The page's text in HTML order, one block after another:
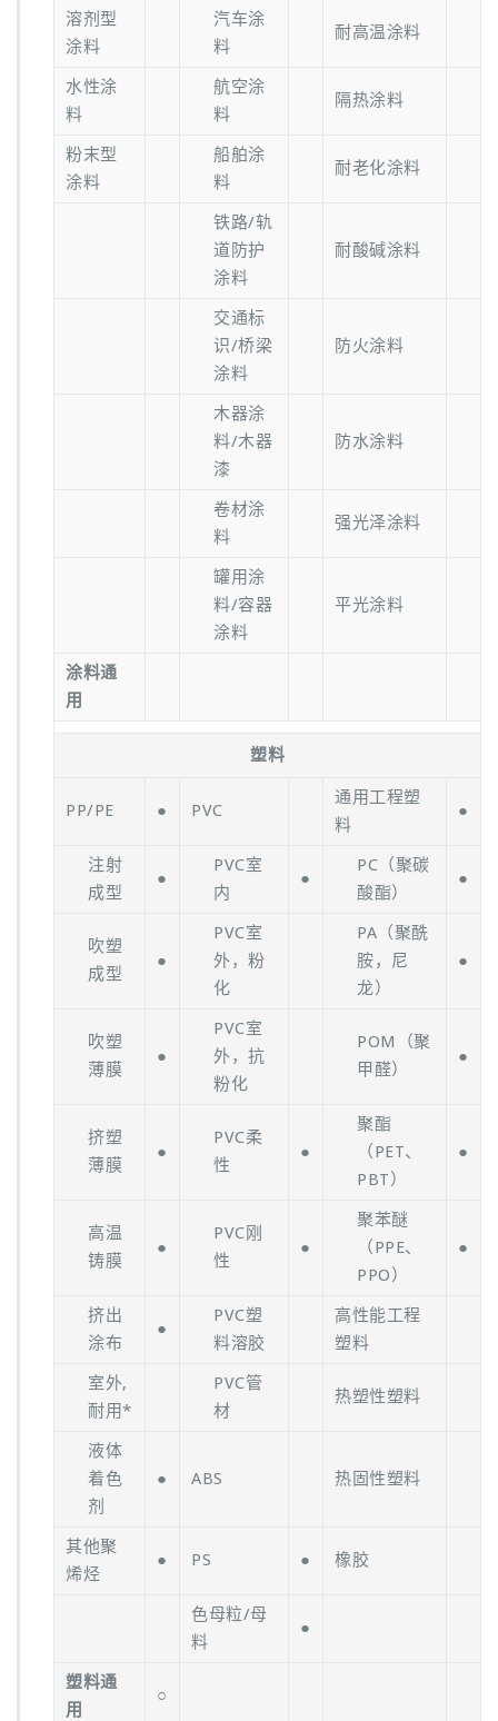
溶剂型
涂料
汽车涂
料
耐高温涂料
水性涂
料
航空涂
料
隔热涂料
粉末型
涂料
船舶涂
料
耐老化涂料
铁路/轨
道防护
涂料
耐酸碱涂料
交通标
识/桥梁
涂料
防火涂料
木器涂
料/木器
漆
防水涂料
卷材涂
料
强光泽涂料
罐用涂
料/容器
涂料
平光涂料
涂料通
用
塑料
PP/PE ● PVC
通用工程塑
料
●
注射
成型
●
PVC室
内
●
PC（聚碳
酸酯）
●
吹塑
成型
●
PVC室
外，粉
化
PA（聚酰
胺，尼
龙）
●
吹塑
薄膜
●
PVC室
外，抗
粉化
POM（聚
甲醛）
●
挤塑
薄膜
●
PVC柔
性
●
聚酯
（PET、
PBT）
●
高温
铸膜
●
PVC刚
性
●
聚苯醚
（PPE、
PPO）
●
挤出
涂布
●
PVC塑
料溶胶
高性能工程
塑料
室外,
耐用*
PVC管
材
热塑性塑料
液体
着色
剂
● ABS 热固性塑料
其他聚
烯烃
● PS ● 橡胶
色母粒/母
料
●
塑料通
用
○